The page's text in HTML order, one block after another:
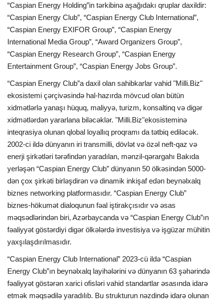
“Caspian Energy Holding”in tərkibinə aşağıdakı qruplar daxildir:
“Caspian Energy Club”, “Caspian Energy Club International”,
“Caspian Energy EXIFOR Group”, “Caspian Energy
International Media Group”, “Award Organizers Group”,
“Caspian Energy Research Group”, “Caspian Energy
Entertainment Group”, “Caspian Energy Jobs Group”.
“Caspian Energy Club”a daxil olan sahibkarlar vahid "Milli.Biz"
ekosistemi çərçivəsində hal-hazırda mövcud olan bütün
xidmətlərlə yanaşı hüquq, maliyyə, turizm, konsaltinq və digər
xidmətlərdən yararlana biləcəklər. "Milli.Biz"ekosisteminə
inteqrasiya olunan qlobal loyallıq proqramı da tətbiq ediləcək.
2002-ci ildə dünyanın iri transmilli, dövlət və özəl neft-qaz və
enerji şirkətləri tərəfindən yaradılan, mənzil-qərargahı Bakıda
yerləşən “Caspian Energy Club” dünyanın 50 ölkəsindən 5000-
dən çox şirkəti birləşdirən və dinamik inkişaf edən beynəlxalq
biznes networking platformasıdır. “Caspian Energy Club”
biznes-hökumət dialoqunun fəal iştirakçısıdır və əsas
məqsədlərindən biri, Azərbaycanda və “Caspian Energy Club”ın
fəaliyyət göstərdiyi digər ölkələrdə investisiya və işgüzar mühitin
yaxşılaşdırılmasıdır.
“Caspian Energy Club International” 2023-cü ildə “Caspian
Energy Club”ın beynəlxalq layihələrini və dünyanın 63 şəhərində
fəaliyyət göstərən xarici ofisləri vahid standartlar əsasında idarə
etmək məqsədilə yaradılıb. Bu strukturun nəzdində idarə olunan